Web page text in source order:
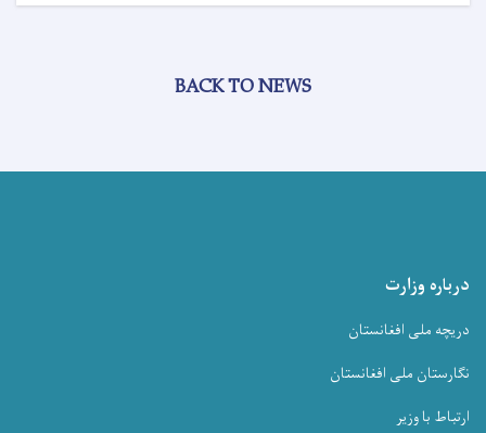
BACK TO NEWS
درباره وزارت
دریچه ملی افغانستان
نگارستان ملی افغانستان
ارتباط با وزیر